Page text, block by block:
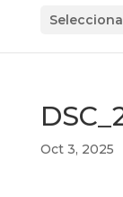
Oct 3, 2025